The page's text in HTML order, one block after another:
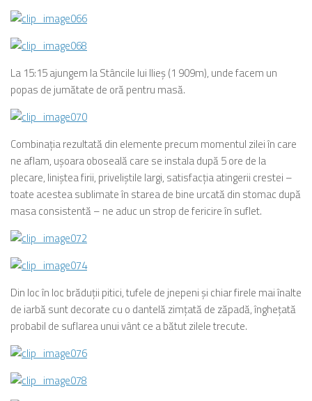
La 15:15 ajungem la Stâncile lui Ilieş (1 909m), unde facem un
popas de jumătate de oră pentru masă.
Combinaţia rezultată din elemente precum momentul zilei în care
ne aflam, uşoara oboseală care se instala după 5 ore de la
plecare, liniştea firii, priveliştile largi, satisfacţia atingerii crestei –
toate acestea sublimate în starea de bine urcată din stomac după
masa consistentă – ne aduc un strop de fericire în suflet.
Din loc în loc brăduţii pitici, tufele de jnepeni şi chiar firele mai înalte
de iarbă sunt decorate cu o dantelă zimţată de zăpadă, îngheţată
probabil de suflarea unui vânt ce a bătut zilele trecute.